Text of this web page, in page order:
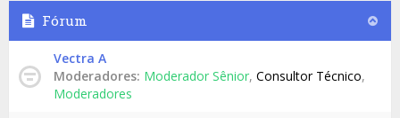
Fórum
Vectra A
Moderadores: Moderador Sênior, Consultor Técnico,
Moderadores